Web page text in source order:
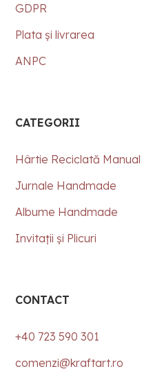
GDPR
Plata și livrarea
ANPC
CATEGORII
Hârtie Reciclată Manual
Jurnale Handmade
Albume Handmade
Invitații și Plicuri
CONTACT
+40 723 590 301
comenzi@kraftart.ro